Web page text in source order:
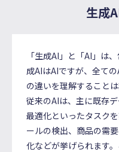
生成
「生成AI」と「AI」は
成AIはAIですが、全て
の違いを理解することは
従来のAIは、主に既存
最適化といったタスク
ールの検出、商品の需
化などが挙げられます